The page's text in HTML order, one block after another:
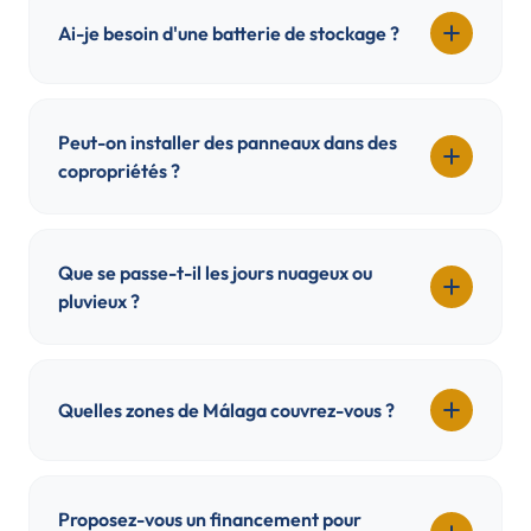
Ai-je besoin d'une batterie de stockage ?
Peut-on installer des panneaux dans des
copropriétés ?
Que se passe-t-il les jours nuageux ou
pluvieux ?
Quelles zones de Málaga couvrez-vous ?
Proposez-vous un financement pour